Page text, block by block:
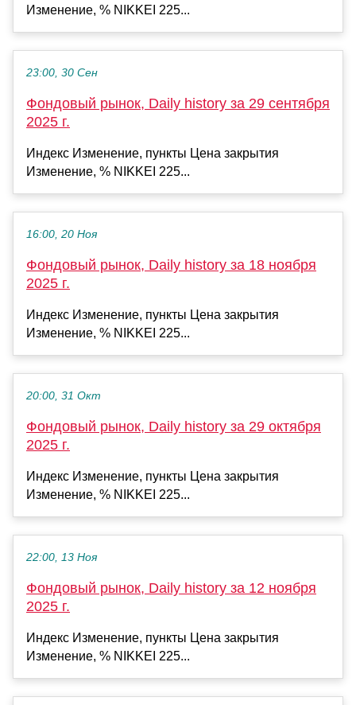
Изменение, % NIKKEI 225...
23:00, 30 Сен
Фондовый рынок, Daily history за 29 сентября
2025 г.
Индекс Изменение, пункты Цена закрытия
Изменение, % NIKKEI 225...
16:00, 20 Ноя
Фондовый рынок, Daily history за 18 ноября
2025 г.
Индекс Изменение, пункты Цена закрытия
Изменение, % NIKKEI 225...
20:00, 31 Окт
Фондовый рынок, Daily history за 29 октября
2025 г.
Индекс Изменение, пункты Цена закрытия
Изменение, % NIKKEI 225...
22:00, 13 Ноя
Фондовый рынок, Daily history за 12 ноября
2025 г.
Индекс Изменение, пункты Цена закрытия
Изменение, % NIKKEI 225...